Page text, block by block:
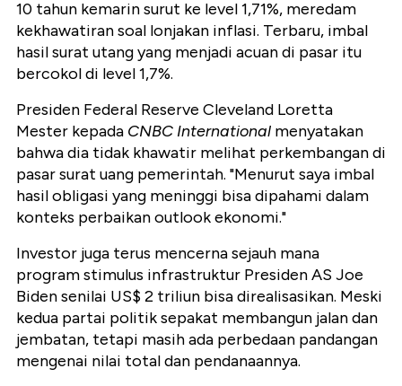
10 tahun kemarin surut ke level 1,71%, meredam
kekhawatiran soal lonjakan inflasi. Terbaru, imbal
hasil surat utang yang menjadi acuan di pasar itu
bercokol di level 1,7%.
Presiden Federal Reserve Cleveland Loretta
Mester kepada CNBC International menyatakan
bahwa dia tidak khawatir melihat perkembangan di
pasar surat uang pemerintah. "Menurut saya imbal
hasil obligasi yang meninggi bisa dipahami dalam
konteks perbaikan outlook ekonomi."
Investor juga terus mencerna sejauh mana
program stimulus infrastruktur Presiden AS Joe
Biden senilai US$ 2 triliun bisa direalisasikan. Meski
kedua partai politik sepakat membangun jalan dan
jembatan, tetapi masih ada perbedaan pandangan
mengenai nilai total dan pendanaannya.